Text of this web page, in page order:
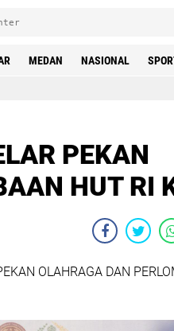
MEDAN NASIONAL
PEKAN
HUT RI
OLAHRAGA DAN